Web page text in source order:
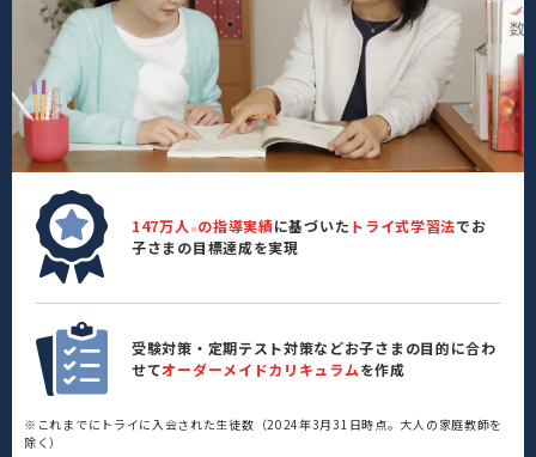
147万人 ※ の指導実績に基づいた トライ式学習法でお
子さまの目標達成を実現
受験対策・定期テスト対策などお子さまの目的に合わ
せてオーダーメイドカリキュラムを作成
※これまでにトライに入会された生徒数（2024年3月31日時点。大人の家庭教師を
除く）